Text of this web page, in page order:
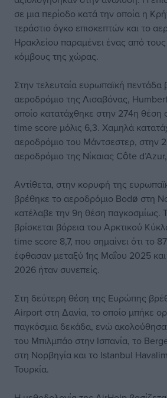
σε μια περίοδο κατά την οποία η
τεράστιο όγκο επισκεπτών και το
Ηρακλείου παραμένει ένας από
κόμβους της χώρας.
Στην τελευταία ευρωπαϊκή πεντάδα
αεροδρόμιο της Λισαβόνας,
οποίο κατατάχθηκε στην 274η θέση
time score μόλις 6,3. Χαμηλά
αεροδρόμιο του Μάντσεστερ, στην
αεροδρόμιο της Νίκαιας Côte
Αντίθετα, στην κορυφή της
βρέθηκε το αεροδρόμιο Bodø στη
κατέλαβε την 9η θέση παγκοσμίως.
βρίσκεται βόρεια του Αρκτικού
time score 8,7, που σημαίνει ότι το
έφθασαν μεταξύ 1ης Μαΐου 2025
2026 ήταν συνεπείς.
Στη δεύτερη θέση της Ευρώπης
Airport στη Δανία, το οποίο μπήκε
παγκόσμια δεκάδα, ενώ
του Μπιλμπάο στην Ισπανία, το
στη Νορβηγία και το Istanbul
Τουρκία.